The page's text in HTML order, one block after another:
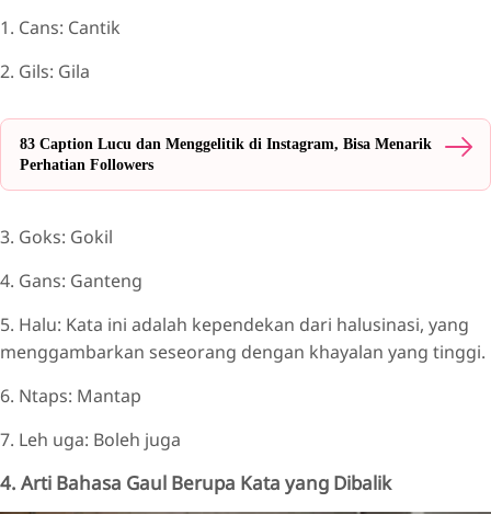
1. Cans: Cantik
2. Gils: Gila
83 Caption Lucu dan Menggelitik di Instagram, Bisa Menarik
Perhatian Followers
3. Goks: Gokil
4. Gans: Ganteng
5. Halu: Kata ini adalah kependekan dari halusinasi, yang
menggambarkan seseorang dengan khayalan yang tinggi.
6. Ntaps: Mantap
7. Leh uga: Boleh juga
4. Arti Bahasa Gaul Berupa Kata yang Dibalik